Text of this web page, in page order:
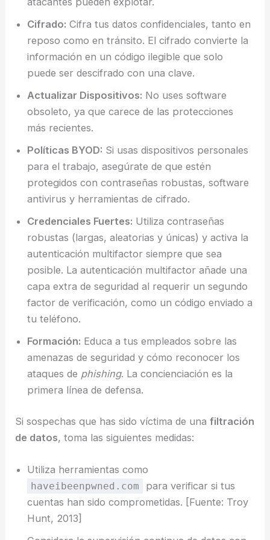
Cifrado: Cifra tus datos confidenciales, tanto en
reposo como en tránsito. El cifrado convierte la
información en un código ilegible que solo
puede ser descifrado con una clave.
Actualizar Dispositivos: No uses software
obsoleto, ya que carece de las protecciones
más recientes.
Políticas BYOD: Si usas dispositivos personales
para el trabajo, asegúrate de que estén
protegidos con contraseñas robustas, software
antivirus y herramientas de cifrado.
Credenciales Fuertes: Utiliza contraseñas
robustas (largas, aleatorias y únicas) y activa la
autenticación multifactor siempre que sea
posible. La autenticación multifactor añade una
capa extra de seguridad al requerir un segundo
factor de verificación, como un código enviado a
tu teléfono.
Formación: Educa a tus empleados sobre las
amenazas de seguridad y cómo reconocer los
ataques de phishing. La concienciación es la
primera línea de defensa.
Si sospechas que has sido víctima de unafiltración
de datos, toma las siguientes medidas:
Utiliza herramientas como
haveibeenpwned.com
para verificar si tus
cuentas han sido comprometidas. [Fuente: Troy
Hunt, 2013]